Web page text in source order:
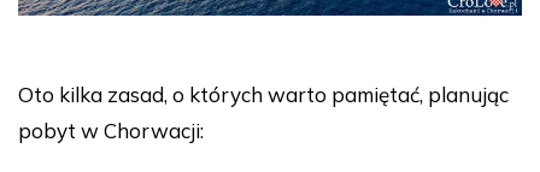
Oto kilka zasad, o których warto pamiętać, planując
pobyt w Chorwacji: